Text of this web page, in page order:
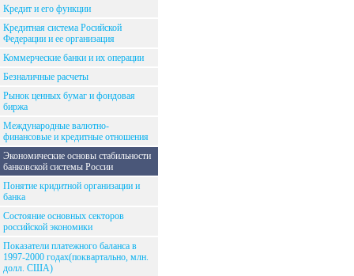
Кредит и его функции
Кредитная система Росийской
Федерации и ее организация
Коммерческие банки и их операции
Безналичные расчеты
Рынок ценных бумаг и фондовая
биржа
Международные валютно-
финансовые и кредитные отношения
Экономические основы стабильности
банковской системы России
Понятие кридитной организации и
банка
Состояние основных секторов
российской экономики
Показатели платежного баланса в
1997-2000 годах(поквартально, млн.
долл. США)